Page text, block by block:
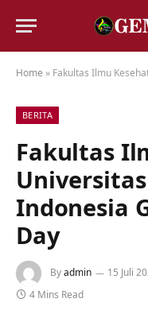
Home » Fakultas Ilmu Kesehatan
BERITA
Fakultas
Indonesia
Day
Byadmin 15 Juli
4 Mins Read